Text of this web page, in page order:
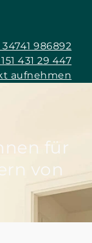
34741 986892
431 29 447
aufnehmen
für
von